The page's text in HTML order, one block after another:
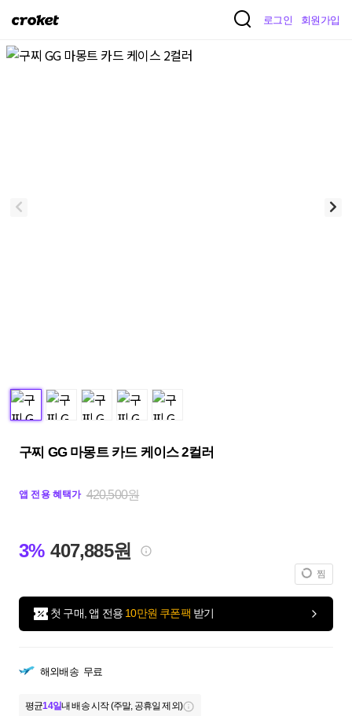
크
켓
로그인 회원가입
구찌 GG 마몽트 카드 케이스 2컬러
앱 전용 혜택가 420,500원
3% 407,885원
찜
첫 구매, 앱 전용 10만원 쿠폰팩 받기
해외배송 무료
평균14일내 배송 시작 (주말, 공휴일 제외)